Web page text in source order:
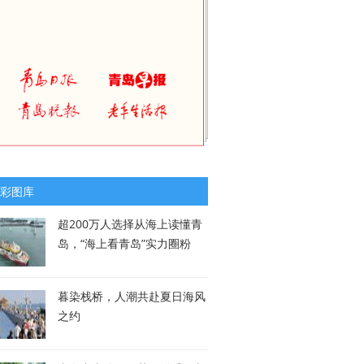
图库
超200万人选择从海上读懂青
岛，“海上看青岛”实力圈粉
暮染栈桥，人潮共赴夏日海风
之约